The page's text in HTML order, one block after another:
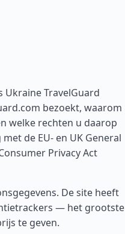
Ukraine TravelGuard
bezoekt, waarom
welke rechten u daarop
de EU- en UK General
Privacy Act
De site heeft
— het grootste
te geven.